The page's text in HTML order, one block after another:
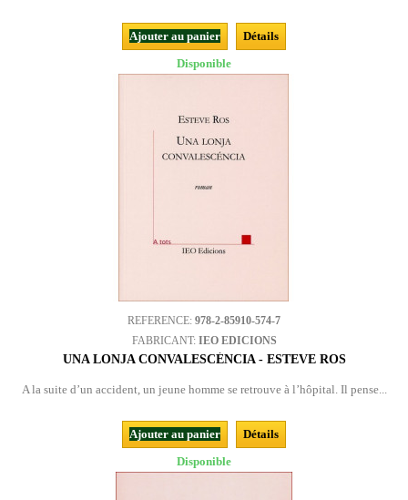
Ajouter au panier
Détails
Disponible
REFERENCE: 978-2-85910-574-7
FABRICANT: IEO EDICIONS
UNA LONJA CONVALESCÉNCIA - ESTEVE ROS
A la suite d’un accident, un jeune homme se retrouve à l’hôpital. Il pense...
Ajouter au panier
Détails
Disponible